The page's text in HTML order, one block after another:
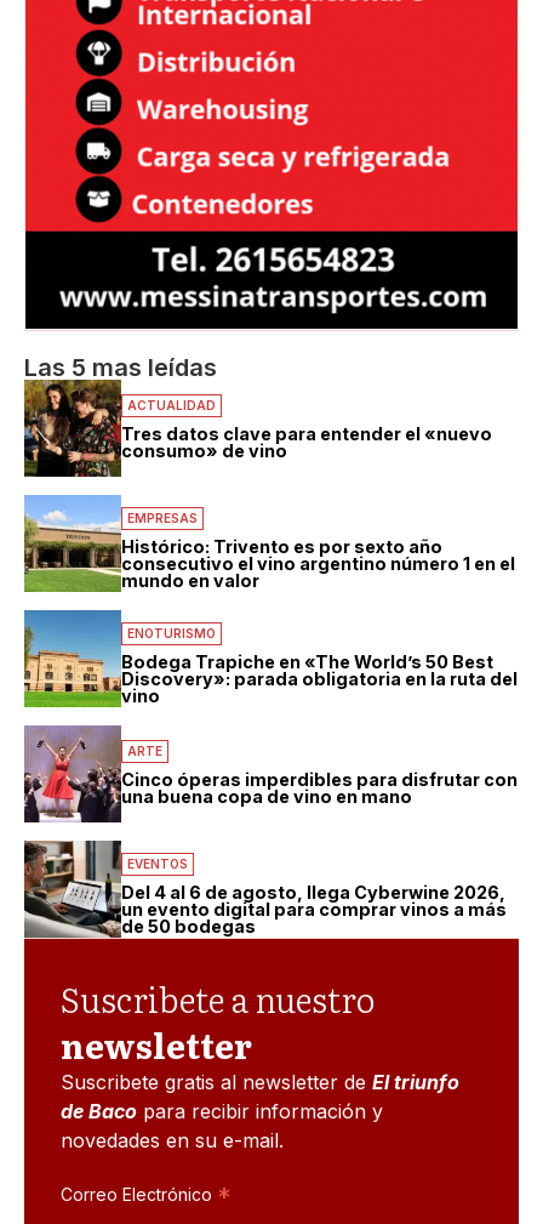
Las 5 mas leídas
ACTUALIDAD
Tres datos clave para entender el «nuevo
consumo» de vino
EMPRESAS
Histórico: Trivento es por sexto año
consecutivo el vino argentino número 1 en el
mundo en valor
ENOTURISMO
Bodega Trapiche en «The World’s 50 Best
Discovery»: parada obligatoria en la ruta del
vino
ARTE
Cinco óperas imperdibles para disfrutar con
una buena copa de vino en mano
EVENTOS
Del 4 al 6 de agosto, llega Cyberwine 2026,
un evento digital para comprar vinos a más
de 50 bodegas
Suscribete a nuestro
newsletter
Suscribete gratis al newsletter de El triunfo
de Baco para recibir información y
novedades en su e-mail.
Correo Electrónico *